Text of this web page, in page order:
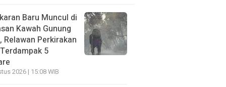
Baru Muncul di
Kawah Gunung
Relawan Perkirakan
5
2026 | 15:08 WIB